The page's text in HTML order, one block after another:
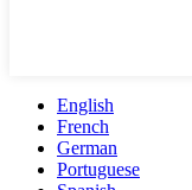
English
French
German
Portuguese